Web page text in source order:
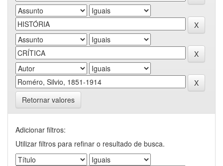
Retornar valores
Adicionar filtros:
Utilizar filtros para refinar o resultado de busca.